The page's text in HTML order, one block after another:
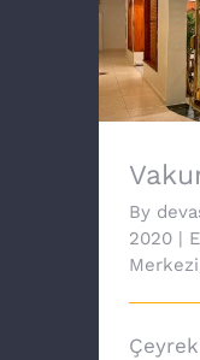
By
2020 |
Merkezi